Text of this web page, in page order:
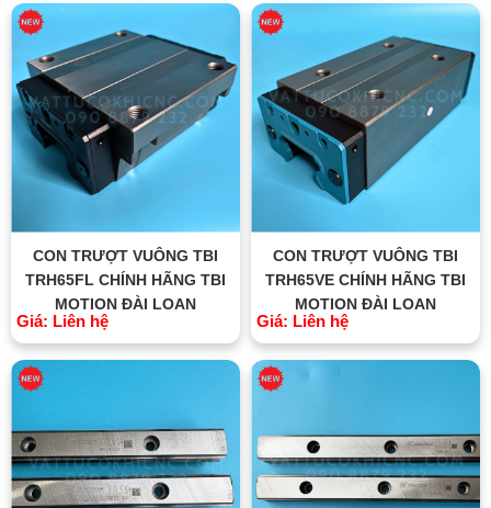
CON TRƯỢT VUÔNG TBI
TRH65FL CHÍNH HÃNG TBI
MOTION ĐÀI LOAN
Giá: Liên hệ
CON TRƯỢT VUÔNG TBI
TRH65VE CHÍNH HÃNG TBI
MOTION ĐÀI LOAN
Giá: Liên hệ